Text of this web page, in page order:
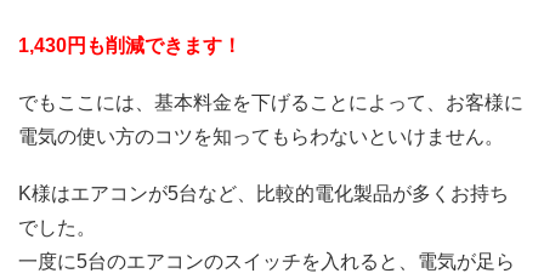
1,430円も削減できます！
でもここには、基本料金を下げることによって、お客様に
電気の使い方のコツを知ってもらわないといけません。
K様はエアコンが5台など、比較的電化製品が多くお持ち
でした。
一度に5台のエアコンのスイッチを入れると、電気が足ら